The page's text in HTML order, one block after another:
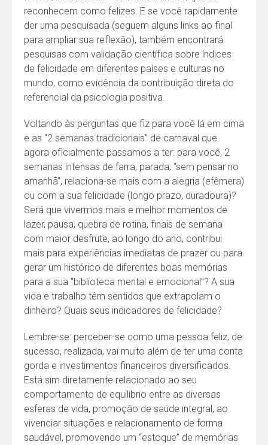
reconhecem como felizes. E se você rapidamente
der uma pesquisada (seguem alguns links ao final
para ampliar sua reflexão), também encontrará
pesquisas com validação científica sobre índices
de felicidade em diferentes países e culturas no
mundo, como evidência da contribuição direta do
referencial da psicologia positiva.
Voltando às perguntas que fiz para você lá em cima
e as “2 semanas tradicionais” de carnaval que
agora oficialmente passamos a ter: para você, 2
semanas intensas de farra, parada, “sem pensar no
amanhã”, relaciona-se mais com a alegria (efêmera)
ou com a sua felicidade (longo prazo, duradoura)?
Será que vivermos mais e melhor momentos de
lazer, pausa, quebra de rotina, finais de semana
com maior desfrute, ao longo do ano, contribui
mais para experiências imediatas de prazer ou para
gerar um histórico de diferentes boas memórias
para a sua “biblioteca mental e emocional”? A sua
vida e trabalho têm sentidos que extrapolam o
dinheiro? Quais seus indicadores de felicidade?
Lembre-se: perceber-se como uma pessoa feliz, de
sucesso, realizada, vai muito além de ter uma conta
gorda e investimentos financeiros diversificados.
Está sim diretamente relacionado ao seu
comportamento de equilíbrio entre as diversas
esferas de vida, promoção de saúde integral, ao
vivenciar situações e relacionamento de forma
saudável, promovendo um “estoque” de memórias